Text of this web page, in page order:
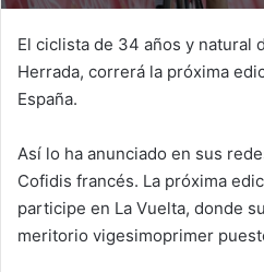
El ciclista de 34 años y natural
Herrada, correrá la próxima
España.
Así lo ha anunciado en sus
Cofidis francés. La próxima
participe en La Vuelta, donde
meritorio vigesimoprimer